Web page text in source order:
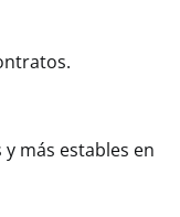
más estables en